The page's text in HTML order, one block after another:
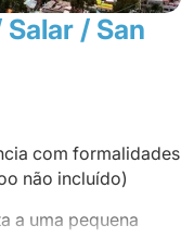
Salar / San
com formalidades
não incluído)
a uma pequena